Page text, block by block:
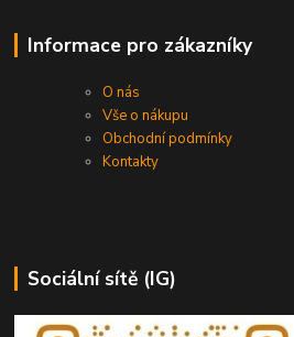
Informace pro zákazníky
O nás
Vše o nákupu
Obchodní podmínky
Kontakty
Sociální sítě (IG)